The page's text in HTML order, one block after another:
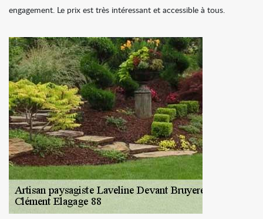
engagement. Le prix est très intéressant et accessible à tous.